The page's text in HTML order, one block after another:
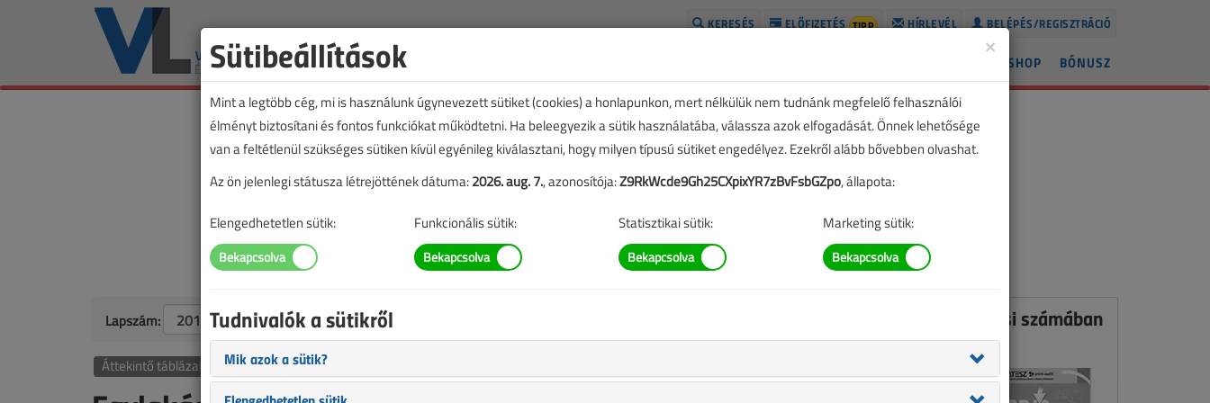
BELÉPÉS/REGISZTRÁCIÓ
HÍRLEVÉL
ELŐFIZETÉS TIPP
KERESÉS
BÓNUSZ
SHOP
Lapszám:
Áttekintő táblázat
Ez a cikk a VL 2012. májusi számában
jelent meg.
×
Sütibeállítások
Mint a legtöbb cég, mi is használunk úgynevezett sütiket (cookies) a honlapunkon, mert nélkülük nem tudnánk megfelelő felhasználói
élményt biztosítani és fontos funkciókat működtetni. Ha beleegyezik a sütik használatába, válassza azok elfogadását. Önnek lehetősége
van a feltétlenül szükséges sütiken kívül egyénileg kiválasztani, hogy milyen típusú sütiket engedélyez. Ezekről alább bővebben olvashat.
Az ön jelenlegi státusza létrejöttének dátuma:2026. aug. 7., azonosítója:Z9RkWcde9Gh25CXpixYR7zBvFsbGZpo, állapota:
Elengedhetetlen sütik: Funkcionális sütik: Statisztikai sütik: Marketing sütik:
Tudnivalók a sütikről
Mik azok a sütik?